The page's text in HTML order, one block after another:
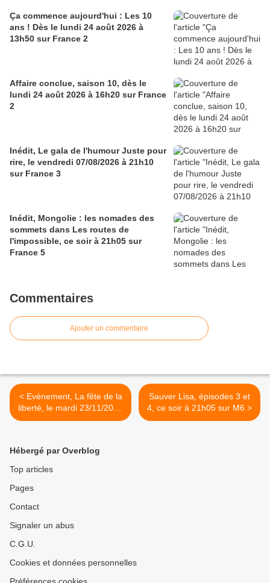
Ça commence aujourd'hui : Les 10
ans ! Dès le lundi 24 août 2026 à
13h50 sur France 2
Affaire conclue, saison 10, dès le
lundi 24 août 2026 à 16h20 sur France
2
Inédit, Le gala de l'humour Juste pour
rire, le vendredi 07/08/2026 à 21h10
sur France 3
Inédit, Mongolie : les nomades des
sommets dans Les routes de
l'impossible, ce soir à 21h05 sur
France 5
Commentaires
Ajouter un commentaire
< Evènement, La fête de la
liberté, le mardi 23/11/2021
à 21h05 sur France 2
Sauver Lisa, épisodes 3 et
4, ce soir à 21h05 sur M6 >
Hébergé par Overblog
Top articles
Pages
Contact
Signaler un abus
C.G.U.
Cookies et données personnelles